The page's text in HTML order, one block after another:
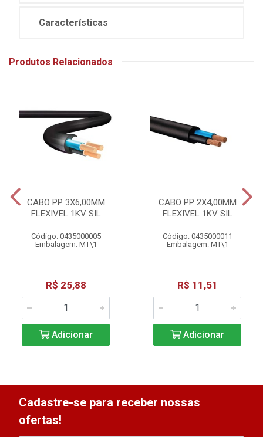
Características
Produtos Relacionados
CABO PP 3X6,00MM
FLEXIVEL 1KV SIL
Código: 0435000005
Embalagem: MT\1
R$ 25,88
Adicionar
CABO PP 2X4,00MM
FLEXIVEL 1KV SIL
Código: 0435000011
Embalagem: MT\1
R$ 11,51
Adicionar
Cadastre-se para receber nossas
ofertas!